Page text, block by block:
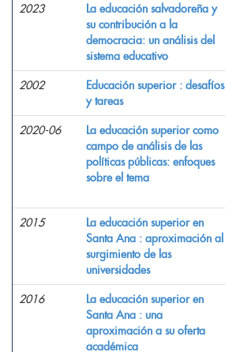
2023
La educación salvadoreña y
su contribución a la
democracia: un análisis del
sistema educativo
2002
Educación superior : desafíos
y tareas
2020-06
La educación superior como
campo de análisis de las
políticas públicas: enfoques
sobre el tema
2015
La educación superior en
Santa Ana : aproximación al
surgimiento de las
universidades
2016
La educación superior en
Santa Ana : una
aproximación a su oferta
académica